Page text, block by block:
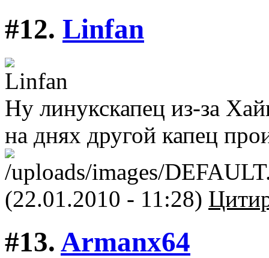
#12. Linfan
Ну линукскапец из-за
на днях другой капец
(22.01.2010 - 11:28)
#13. Armanx64